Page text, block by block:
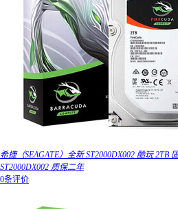
希捷（SEAGATE）全新 ST2000DX002 酷玩 2TB
ST2000DX002 质保二年
0条评价